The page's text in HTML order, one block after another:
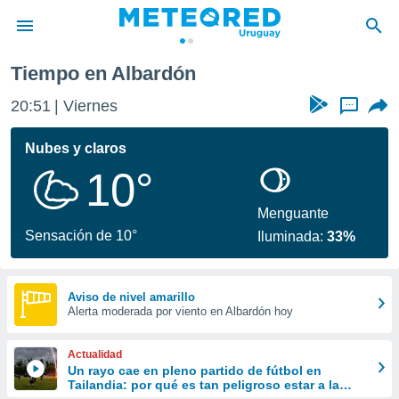
de
ha
calidad.
a este
las
forma
digital
basada
Tiempo en Albardón
20:51 Viernes ...
Nubes y claros
10°
Sensación de 10°
Menguante
Iluminada:33%
Aviso de nivel amarillo
Alerta moderada por viento en Albardón hoy
Actualidad
Un rayo cae en pleno partido de fútbol en
Tailandia: por qué es tan peligroso estar a la